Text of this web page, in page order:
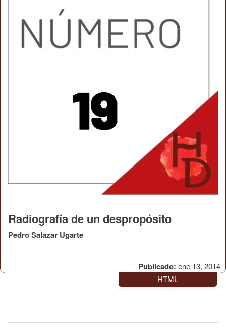
Publicado: ene 13, 2014
Radiografía de un despropósito
Pedro Salazar Ugarte
HTML